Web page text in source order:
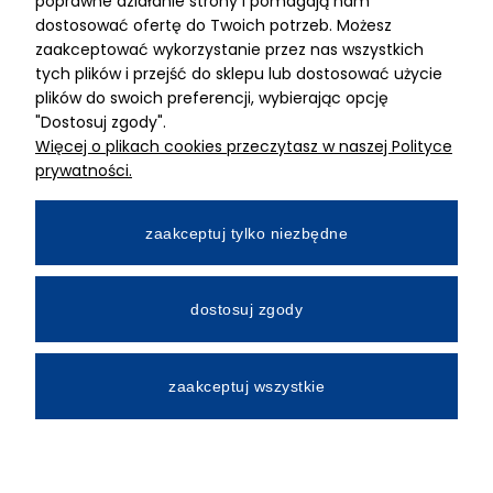
MIMARI sp z o.o.
ul. Kurkowa 12
50-210 Wrocław
Dane rejestracyjne
NIP:8982325327
Wpłacony w całości
Numer konta bankowego
All Rights Reserved © 2026 Mimari.com.pl
dostosować ofertę do Twoich potrzeb. Możesz
zaakceptować wykorzystanie przez nas wszystkich
tych plików i przejść do sklepu lub dostosować użycie
plików do swoich preferencji, wybierając opcję
"Dostosuj zgody".
Więcej o plikach cookies przeczytasz w naszej Polityce
prywatności.
zaakceptuj tylko niezbędne
dostosuj zgody
zaakceptuj wszystkie